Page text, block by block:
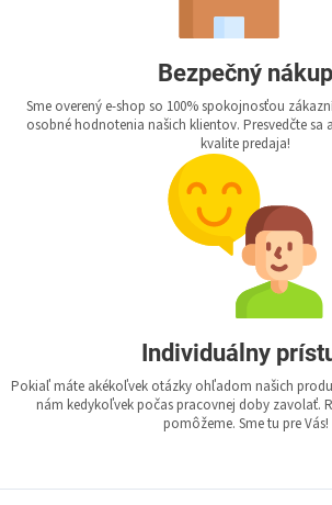
Bezpečný nákup
Sme overený e-shop so 100% spokojnosťou
osobné hodnotenia našich klientov. Presvedčte sa
kvalite predaja!
Individuálny
Pokiaľ máte akékoľvek otázky ohľadom našich
nám kedykoľvek počas pracovnej doby zavolať.
pomôžeme. Sme tu pre Vás!